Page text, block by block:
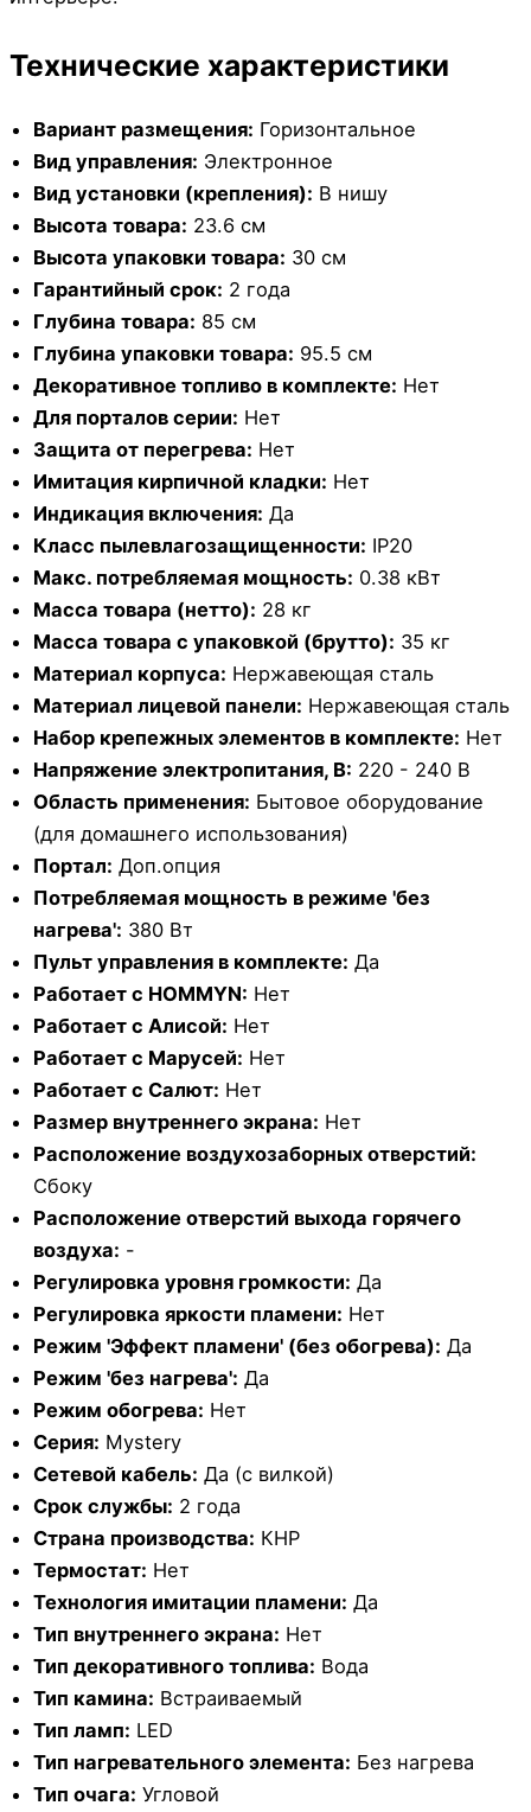
Технические характеристики
Вариант размещения: Горизонтальное
Вид управления: Электронное
Вид установки (крепления): В нишу
Высота товара: 23.6 см
Высота упаковки товара: 30 см
Гарантийный срок: 2 года
Глубина товара: 85 см
Глубина упаковки товара: 95.5 см
Декоративное топливо в комплекте: Нет
Для порталов серии: Нет
Защита от перегрева: Нет
Имитация кирпичной кладки: Нет
Индикация включения: Да
Класс пылевлагозащищенности: IP20
Макс. потребляемая мощность: 0.38 кВт
Масса товара (нетто): 28 кг
Масса товара с упаковкой (брутто): 35 кг
Материал корпуса: Нержавеющая сталь
Материал лицевой панели: Нержавеющая сталь
Набор крепежных элементов в комплекте: Нет
Напряжение электропитания, В: 220 - 240 В
Область применения: Бытовое оборудование
(для домашнего использования)
Портал: Доп.опция
Потребляемая мощность в режиме 'без
нагрева': 380 Вт
Пульт управления в комплекте: Да
Работает с HOMMYN: Нет
Работает с Алисой: Нет
Работает с Марусей: Нет
Работает с Салют: Нет
Размер внутреннего экрана: Нет
Расположение воздухозаборных отверстий:
Сбоку
Расположение отверстий выхода горячего
воздуха: -
Регулировка уровня громкости: Да
Регулировка яркости пламени: Нет
Режим 'Эффект пламени' (без обогрева): Да
Режим 'без нагрева': Да
Режим обогрева: Нет
Серия: Mystery
Сетевой кабель: Да (с вилкой)
Срок службы: 2 года
Страна производства: КНР
Термостат: Нет
Технология имитации пламени: Да
Тип внутреннего экрана: Нет
Тип декоративного топлива: Вода
Тип камина: Встраиваемый
Тип ламп: LED
Тип нагревательного элемента: Без нагрева
Тип очага: Угловой